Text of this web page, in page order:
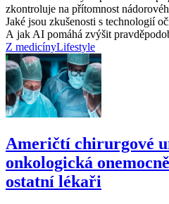
zkontroluje na přítomnost
Jaké jsou zkušenosti s technologií
A jak AI pomáhá zvýšit
Z medicínyLifestyle
Američtí chirurgové
onkologická
ostatní lékaři